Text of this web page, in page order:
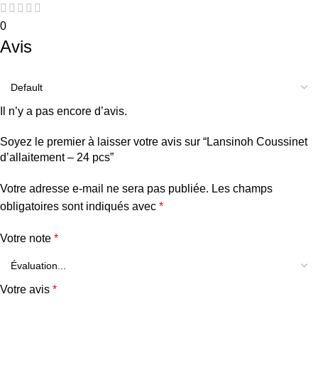
0
Avis
Il n’y a pas encore d’avis.
Soyez le premier à laisser votre avis sur “Lansinoh Coussinet
d’allaitement – 24 pcs”
Votre adresse e-mail ne sera pas publiée. Les champs
obligatoires sont indiqués avec *
Votre note *
Votre avis *